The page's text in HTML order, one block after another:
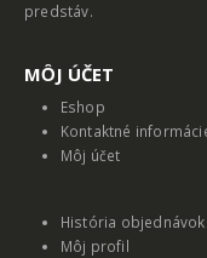
predstáv.
MȎJ ÚČET
Eshop
Kontaktné
Môj účet
História objednávok
Môj profil